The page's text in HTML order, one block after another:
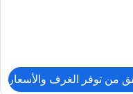
من توفر الغرف والأسعار